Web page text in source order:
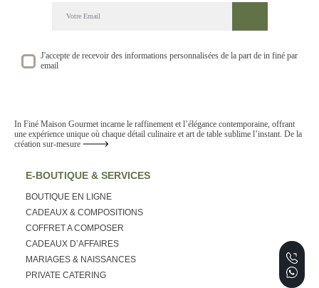
DECOUVREZ NOTRE NEWSLETTER GOURMANDE
SUIVEZ NOS ACTUALITE ET EVENEMENTS
J'accepte de recevoir des informations personnalisées de la part de in finé par
email
In Finé Maison Gourmet incarne le raffinement et l’élégance contemporaine, offrant
une expérience unique où chaque détail culinaire et art de table sublime l’instant. De la
création sur-mesure
E-BOUTIQUE & SERVICES
BOUTIQUE EN LIGNE
CADEAUX & COMPOSITIONS
COFFRET A COMPOSER
CADEAUX D’AFFAIRES
MARIAGES & NAISSANCES
PRIVATE CATERING